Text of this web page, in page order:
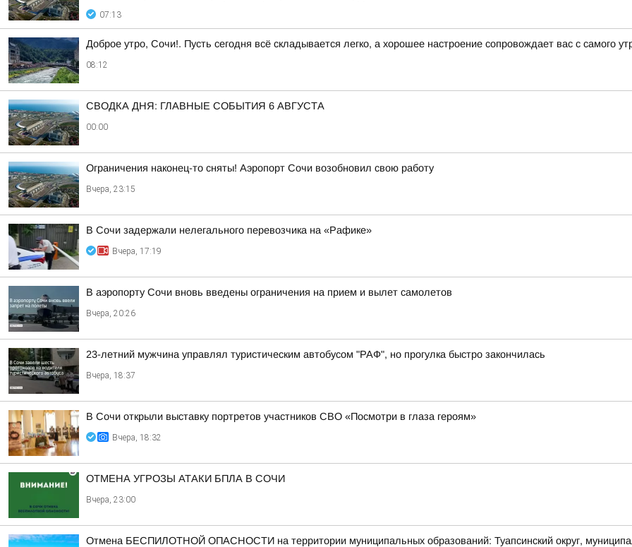
07:13
Доброе утро, Сочи!. Пусть сегодня всё складывается легко, а хорошее настроение сопровождает вас с самого
08:12
СВОДКА ДНЯ: ГЛАВНЫЕ СОБЫТИЯ 6 АВГУСТА
00:00
Ограничения наконец-то сняты! Аэропорт Сочи возобновил свою работу
Вчера, 23:15
В Сочи задержали нелегального перевозчика на «Рафике»
Вчера, 17:19
В аэропорту Сочи вновь введены ограничения на прием и вылет самолетов
Вчера, 20:26
23-летний мужчина управлял туристическим автобусом "РАФ", но прогулка быстро закончилась
Вчера, 18:37
В Сочи открыли выставку портретов участников СВО «Посмотри в глаза героям»
Вчера, 18:32
ОТМЕНА УГРОЗЫ АТАКИ БПЛА В СОЧИ
Вчера, 23:00
Отмена БЕСПИЛОТНОЙ ОПАСНОСТИ на территории муниципальных образований: Туапсинский округ,